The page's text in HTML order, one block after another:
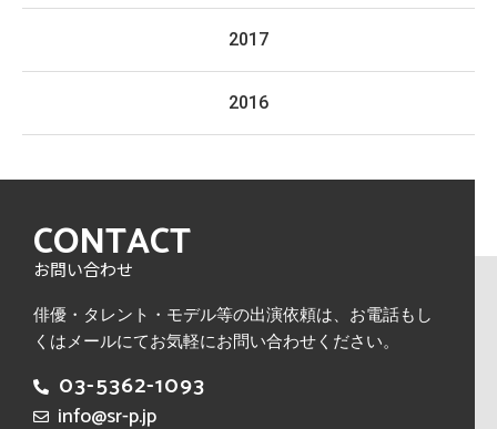
2017
2016
CONTACT
お問い合わせ
俳優・タレント・モデル等の出演依頼は、 お電話もし
くはメールにてお気軽にお問い合わせください。
03-5362-1093
info@sr-p.jp